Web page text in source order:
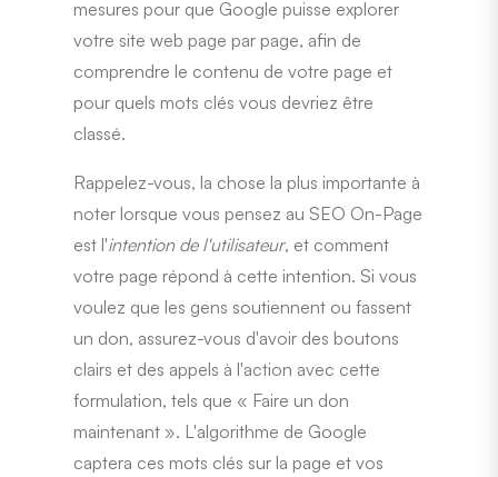
mesures pour que Google puisse explorer
votre site web page par page, afin de
comprendre le contenu de votre page et
pour quels mots clés vous devriez être
classé.
Rappelez-vous, la chose la plus importante à
noter lorsque vous pensez au SEO On-Page
est l'intention de l'utilisateur, et comment
votre page répond à cette intention. Si vous
voulez que les gens soutiennent ou fassent
un don, assurez-vous d'avoir des boutons
clairs et des appels à l'action avec cette
formulation, tels que « Faire un don
maintenant ». L'algorithme de Google
captera ces mots clés sur la page et vos